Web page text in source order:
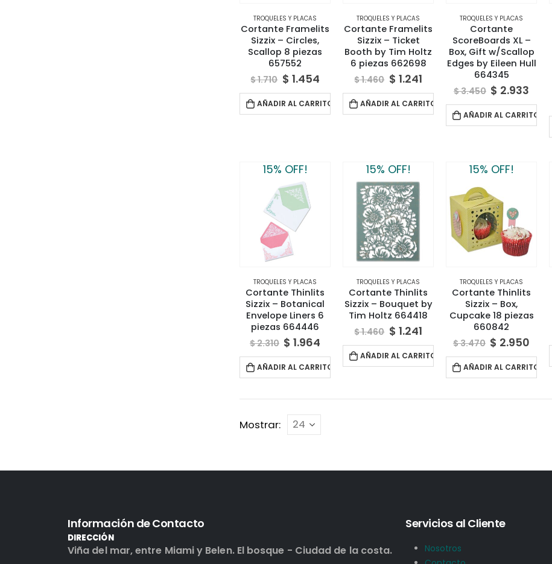
TROQUELES Y PLACAS
Cortante Framelits
Sizzix – Circles,
Scallop 8 piezas
657552
$1.710 $ 1.454
AÑADIR AL CARRITO
TROQUELES Y PLACAS
Cortante Framelits
Sizzix – Ticket
Booth by Tim Holtz
6 piezas 662698
$1.460 $ 1.241
AÑADIR AL CARRITO
TROQUELES Y PLACAS
Cortante
ScoreBoards XL –
Box, Gift w/Scallop
Edges by Eileen Hull
664345
$3.450 $ 2.933
AÑADIR AL CARRITO
15% OFF!
TROQUELES Y PLACAS
Cortante Thinlits
Sizzix – Botanical
Envelope Liners 6
piezas 664446
$2.310 $ 1.964
AÑADIR AL CARRITO
15% OFF!
TROQUELES Y PLACAS
Cortante Thinlits
Sizzix – Bouquet by
Tim Holtz 664418
$1.460 $ 1.241
AÑADIR AL CARRITO
15% OFF!
TROQUELES Y PLACAS
Cortante Thinlits
Sizzix – Box,
Cupcake 18 piezas
660842
$3.470 $ 2.950
AÑADIR AL CARRITO
Mostrar:
Información de Contacto
DIRECCIÓN
Viña del mar, entre Miami y Belen. El bosque - Ciudad de la costa.
Servicios al Cliente
Nosotros